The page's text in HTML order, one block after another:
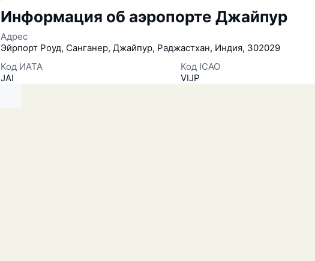
Информация об аэропорте Джайпур
Адрес
Эйрпорт Роуд, Санганер, Джайпур, Раджастхан, Индия, 302029
Код ИАТА
JAI
Код ICAO
VIJP